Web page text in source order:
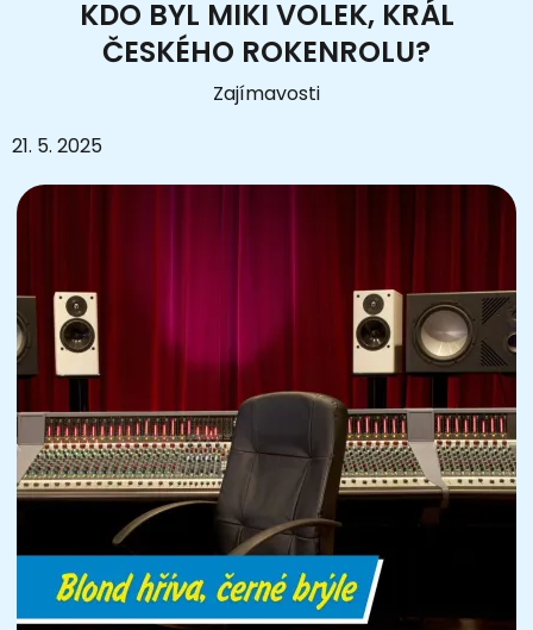
KDO BYL MIKI VOLEK, KRÁL
ČESKÉHO ROKENROLU?
Zajímavosti
21. 5. 2025